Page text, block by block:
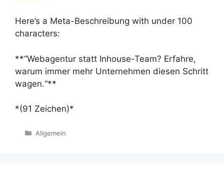
Here’s a Meta-Beschreibung with under 100
characters:
**“Webagentur statt Inhouse-Team? Erfahre,
warum immer mehr Unternehmen diesen Schritt
wagen.“**
*(91 Zeichen)*
Kategorien
Allgemein